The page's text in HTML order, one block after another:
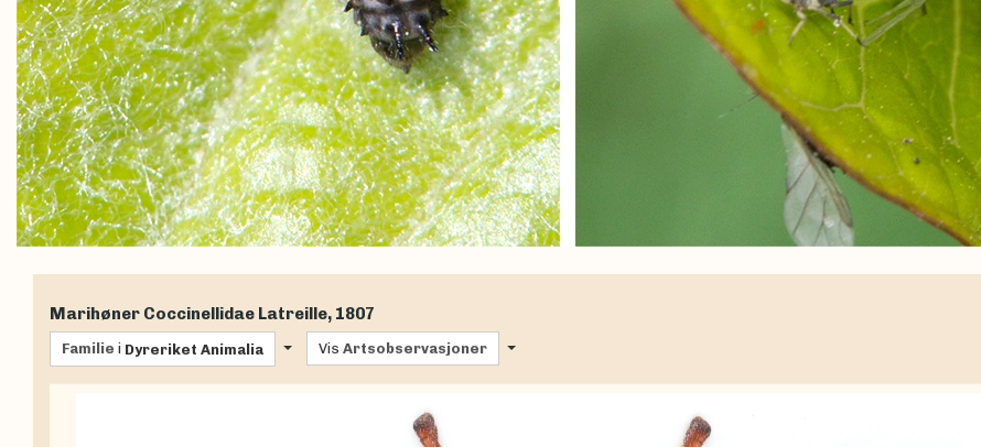
Marihøner Coccinellidae Latreille, 1807
Familie i Dyreriket Animalia Vis Artsobservasjoner